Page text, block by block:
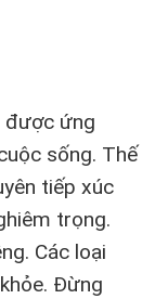
được ứng
sống. Thế
tiếp xúc
trọng.
Các loại
Đừng